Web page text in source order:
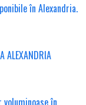
în Alexandria.
ALEXANDRIA
în